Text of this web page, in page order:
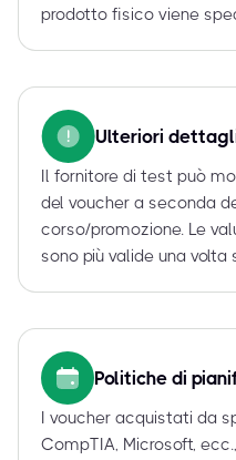
prodotto fisico viene
Ulteriori
Il fornitore di test può
del voucher a seconda
corso/promozione. Le
sono più valide una volta
Politiche di
I voucher acquistati da
CompTIA, Microsoft,